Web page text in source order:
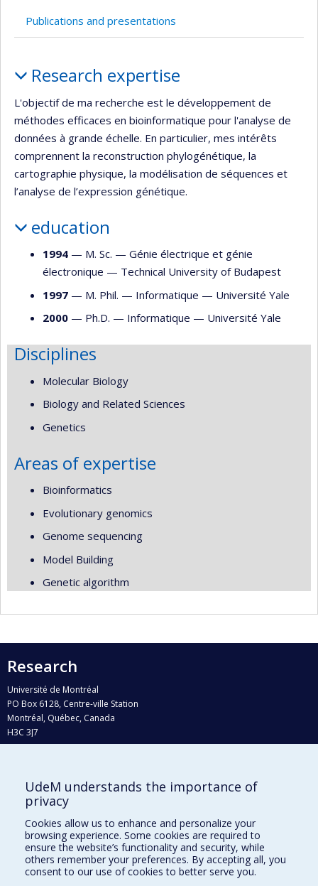
Publications and presentations
Research expertise
L'objectif de ma recherche est le développement de
méthodes efficaces en bioinformatique pour l'analyse de
données à grande échelle. En particulier, mes intérêts
comprennent la reconstruction phylogénétique, la
cartographie physique, la modélisation de séquences et
l’analyse de l’expression génétique.
education
1994 — M. Sc. — Génie électrique et génie
électronique — Technical University of Budapest
1997 — M. Phil. — Informatique — Université Yale
2000 — Ph.D. — Informatique — Université Yale
Disciplines
Molecular Biology
Biology and Related Sciences
Genetics
Areas of expertise
Bioinformatics
Evolutionary genomics
Genome sequencing
Model Building
Genetic algorithm
Research
Université de Montréal
PO Box 6128, Centre-ville Station
Montréal, Québec, Canada
H3C 3J7
Who does what?
Find us
Site map
Accessibility
UdeM understands the importance of
privacy
Cookies allow us to enhance and personalize your
browsing experience. Some cookies are required to
ensure the website’s functionality and security, while
others remember your preferences. By accepting all, you
consent to our use of cookies to better serve you.